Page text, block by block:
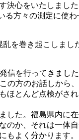
決心をいたしまし
方々の測定に使
を巻き起こしま
信を行ってきまし
方のお話しから
とんど点検がさ
た。福島県内に
のか、それは一体
よく分かります